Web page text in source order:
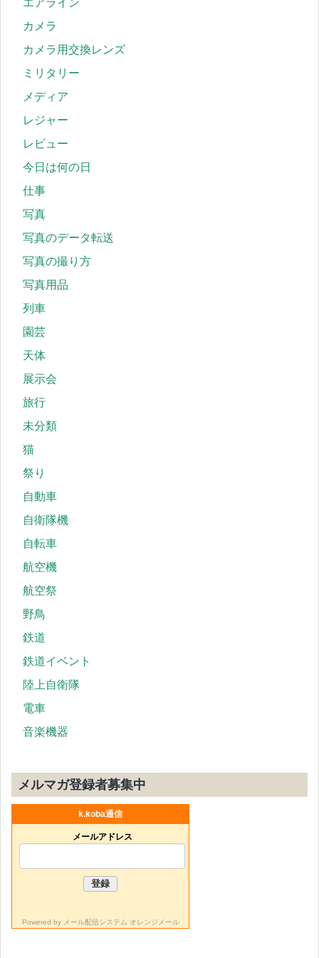
エアライン
カメラ
カメラ用交換レンズ
ミリタリー
メディア
レジャー
レビュー
今日は何の日
仕事
写真
写真のデータ転送
写真の撮り方
写真用品
列車
園芸
天体
展示会
旅行
未分類
猫
祭り
自動車
自衛隊機
自転車
航空機
航空祭
野鳥
鉄道
鉄道イベント
陸上自衛隊
電車
音楽機器
メルマガ登録者募集中
k.koba通信
メールアドレス
Powered by メール配信システム オレンジメール